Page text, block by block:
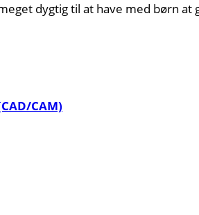
dygtig til at have med børn at
CAM)